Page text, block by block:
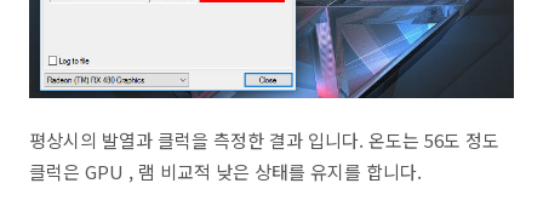
평상시의 발열과 클럭을 측정한 결과 입니다. 온도는 56도 정도
클럭은 GPU , 램 비교적 낮은 상태를 유지를 합니다.